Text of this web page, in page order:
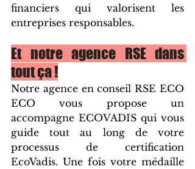
financiers qui valorisent les
entreprises responsables.
Et notre agence RSE dans
tout ça !
Notre agence en conseil RSE ECO
ECO vous propose un
accompagne ECOVADIS qui vous
guide tout au long de votre
processus de certification
EcoVadis. Une fois votre médaille